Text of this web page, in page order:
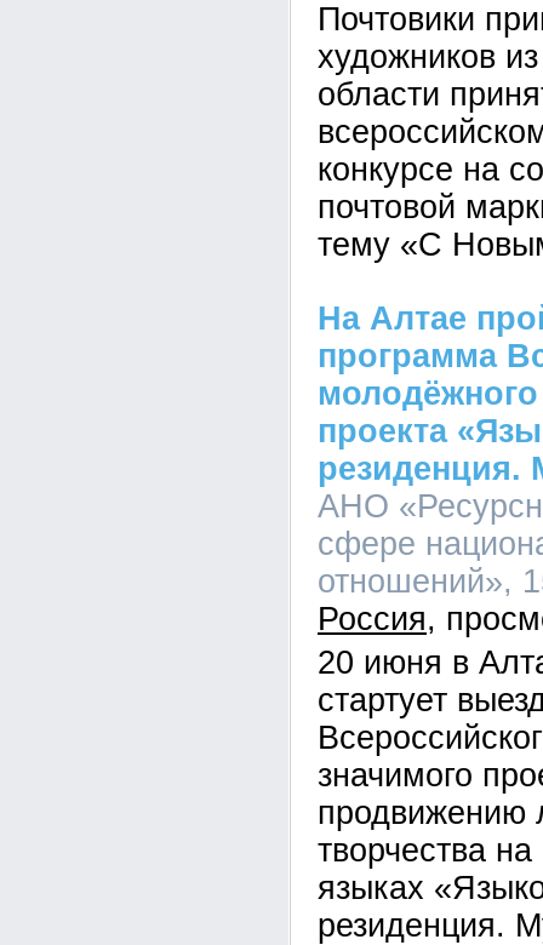
Почтовики
художников
области
конкурсе на
почтовой
тему «С
На Алтае
программа
проекта
резиденция.
АНО
сфере
отношений»,
Россия
20 июня в
стартует
значимого
продвижению
творчества
языках
резиденция.